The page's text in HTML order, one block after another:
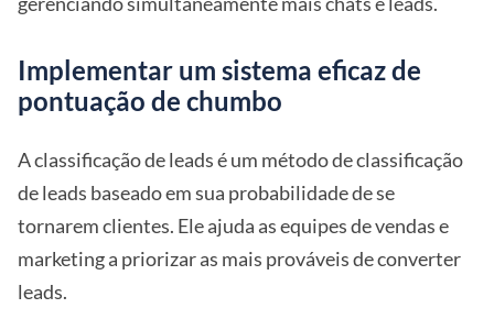
Implementar um sistema eficaz de
pontuação de chumbo
A classificação de leads é um método de classificação
de leads baseado em sua probabilidade de se
tornarem clientes. Ele ajuda as equipes de vendas e
marketing a priorizar as mais prováveis de converter
leads.